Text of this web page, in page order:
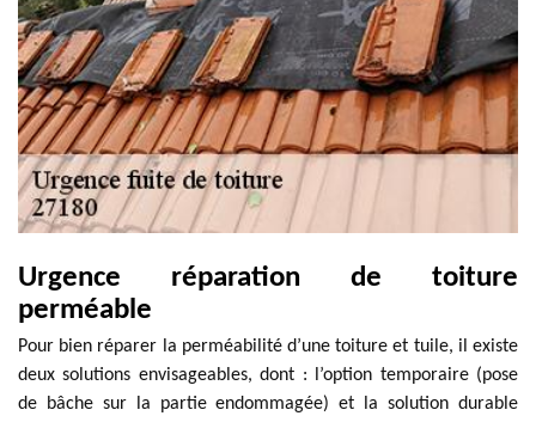
Urgence réparation de toiture
perméable
Pour bien réparer la perméabilité d’une toiture et tuile, il existe
deux solutions envisageables, dont : l’option temporaire (pose
de bâche sur la partie endommagée) et la solution durable